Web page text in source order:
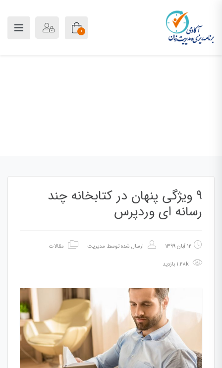
0
۹ ویژگی پنهان در کتابخانه چند
رسانه ای وردپرس
12 آبان 1399 ارسال شده توسط مدیریت مقالات